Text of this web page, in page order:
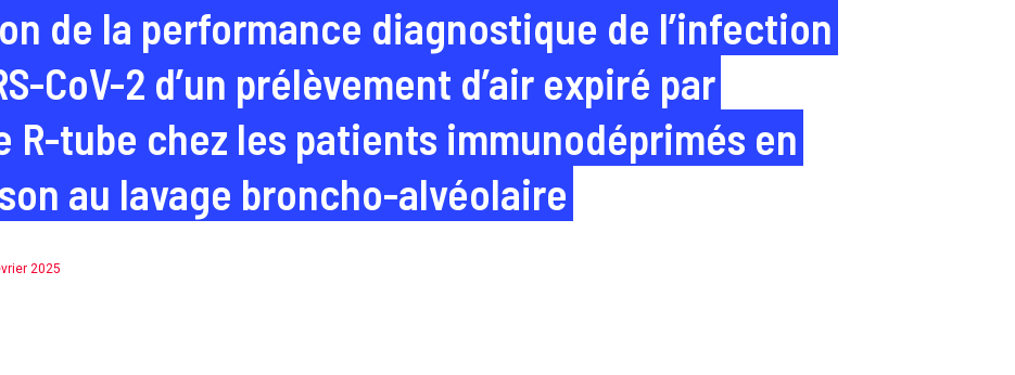
de la performance diagnostique de l’infection
CoV-2 d’un prélèvement d’air expiré par
R-tube chez les patients immunodéprimés en
au lavage broncho-alvéolaire
2025